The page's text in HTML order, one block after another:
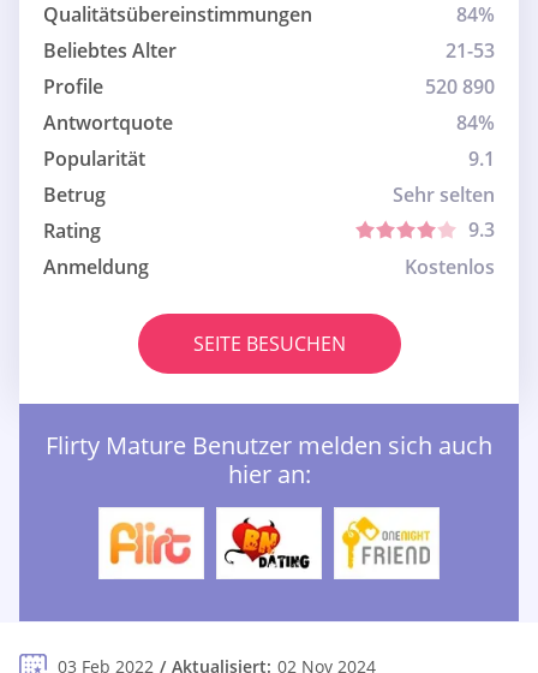
Qualitätsübereinstimmungen
84%
Beliebtes Alter
21-53
Profile
520 890
Antwortquote
84%
Popularität
9.1
Betrug
Sehr selten
Rating
9.3
Anmeldung
Kostenlos
SEITE BESUCHEN
Flirty Mature Benutzer melden sich auch
hier an:
03 Feb 2022 Aktualisiert: 02 Nov 2024